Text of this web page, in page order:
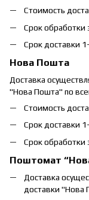
Стоимость
Срок обработки
Срок доставки
Нова Пошта
Доставка
"Нова Пошта" по
Стоимость
Срок доставки
Срок обработки
Поштомат
Доставка
доставки "Нова